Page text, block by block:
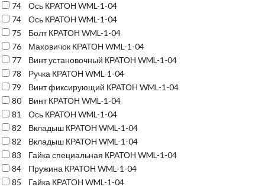
74
Ось КРАТОН WML-1-04
74
Ось КРАТОН WML-1-04
75
Болт КРАТОН WML-1-04
76
Маховичок КРАТОН WML-1-04
77
Винт установочный КРАТОН WML-1-04
78
Ручка КРАТОН WML-1-04
79
Винт фиксирующий КРАТОН WML-1-04
80
Винт КРАТОН WML-1-04
81
Ось КРАТОН WML-1-04
82
Вкладыш КРАТОН WML-1-04
82
Вкладыш КРАТОН WML-1-04
83
Гайка специальная КРАТОН WML-1-04
84
Пружина КРАТОН WML-1-04
85
Гайка КРАТОН WML-1-04